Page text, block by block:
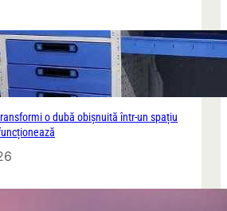
o dubă obișnuită într-un spațiu